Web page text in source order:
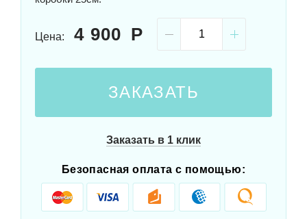
Цена: 4 900
ЗАКАЗАТЬ
Заказать в 1 клик
Безопасная оплата с помощью: